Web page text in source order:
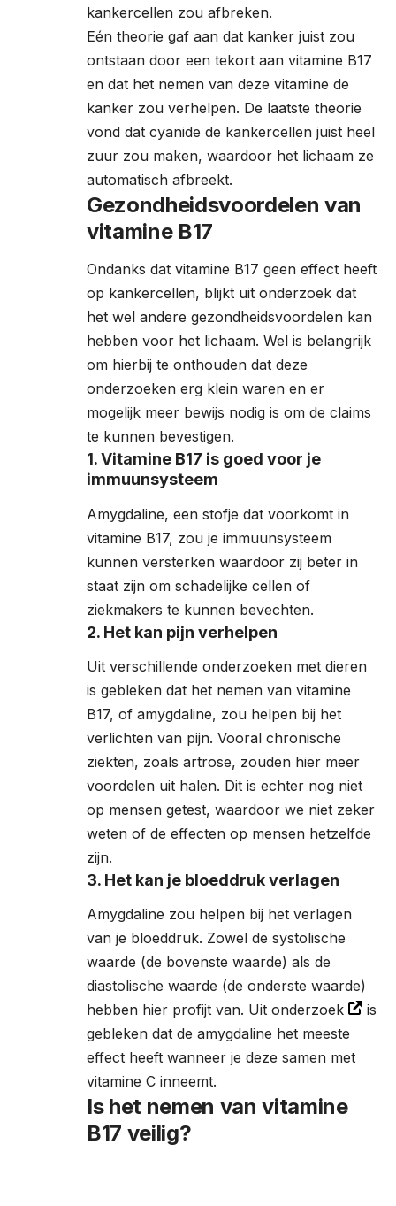
kankercellen zou afbreken.
Eén theorie gaf aan dat kanker juist zou
ontstaan door een tekort aan vitamine B17
en dat het nemen van deze vitamine de
kanker zou verhelpen. De laatste theorie
vond dat cyanide de kankercellen juist heel
zuur zou maken, waardoor het lichaam ze
automatisch afbreekt.
Gezondheidsvoordelen van
vitamine B17
Ondanks dat vitamine B17 geen effect heeft
op kankercellen, blijkt uit onderzoek dat
het wel andere gezondheidsvoordelen kan
hebben voor het lichaam. Wel is belangrijk
om hierbij te onthouden dat deze
onderzoeken erg klein waren en er
mogelijk meer bewijs nodig is om de claims
te kunnen bevestigen.
1. Vitamine B17 is goed voor je
immuunsysteem
Amygdaline, een stofje dat voorkomt in
vitamine B17, zou je immuunsysteem
kunnen versterken waardoor zij beter in
staat zijn om schadelijke cellen of
ziekmakers te kunnen bevechten.
2. Het kan pijn verhelpen
Uit verschillende onderzoeken met dieren
is gebleken dat het nemen van vitamine
B17, of amygdaline, zou helpen bij het
verlichten van pijn. Vooral chronische
ziekten, zoals artrose, zouden hier meer
voordelen uit halen. Dit is echter nog niet
op mensen getest, waardoor we niet zeker
weten of de effecten op mensen hetzelfde
zijn.
3. Het kan je bloeddruk verlagen
Amygdaline zou helpen bij het verlagen
van je bloeddruk. Zowel de systolische
waarde (de bovenste waarde) als de
diastolische waarde (de onderste waarde)
hebben hier profijt van. Uit onderzoek
is
gebleken dat de amygdaline het meeste
effect heeft wanneer je deze samen met
vitamine C inneemt.
Is het nemen van vitamine
B17 veilig?